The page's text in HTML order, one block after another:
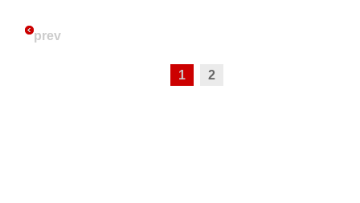
prev
1 2